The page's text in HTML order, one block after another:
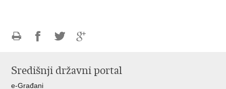
FacebookuTwitteruGoogle
Središnji državni portal
e-Građani